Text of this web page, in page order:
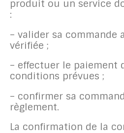
produit ou un service
:
– valider sa commande
vérifiée ;
– effectuer le paiement
conditions prévues ;
– confirmer sa
règlement.
La confirmation de la